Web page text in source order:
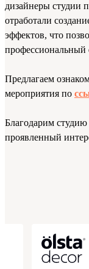
дизайнеры студии
отработали
эффектов, что
профессиональный
Предлагаем
мероприятия по
Благодарим
проявленный